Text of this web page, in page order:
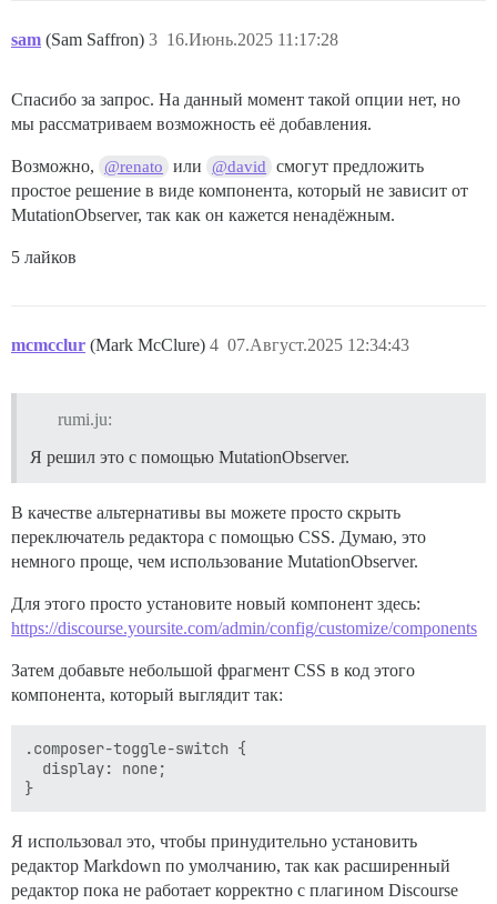
sam (Sam Saffron) 16.Июнь.2025 11:17:28
3
Спасибо за запрос. На данный момент такой опции нет, но
мы рассматриваем возможность её добавления.
Возможно, @renato или @david
смогут предложить
простое решение в виде компонента, который не зависит от
MutationObserver, так как он кажется ненадёжным.
5 лайков
mcmcclur (Mark McClure) 07.Август.2025 12:34:43
4
rumi.ju:
Я решил это с помощью MutationObserver.
В качестве альтернативы вы можете просто скрыть
переключатель редактора с помощью CSS. Думаю, это
немного проще, чем использование MutationObserver.
Для этого просто установите новый компонент здесь:
https://discourse.yoursite.com/admin/config/customize/components
Затем добавьте небольшой фрагмент CSS в код этого
компонента, который выглядит так:
.composer-toggle-switch {
  display: none;
Я использовал это, чтобы принудительно установить
редактор Markdown по умолчанию, так как расширенный
редактор пока не работает корректно с плагином Discourse